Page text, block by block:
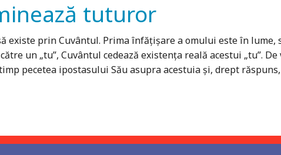
tuturor
existe prin Cuvântul. Prima înfăţișare a omului este în
un „tu”, Cuvântul cedează existenţa reală acestui „tu”.
pecetea ipostasului Său asupra acestuia şi, drept